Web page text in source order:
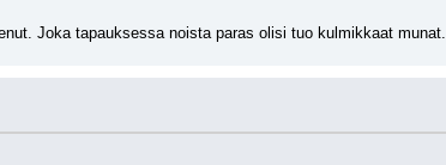
Joka tapauksessa noista paras olisi tuo kulmikkaat munat.